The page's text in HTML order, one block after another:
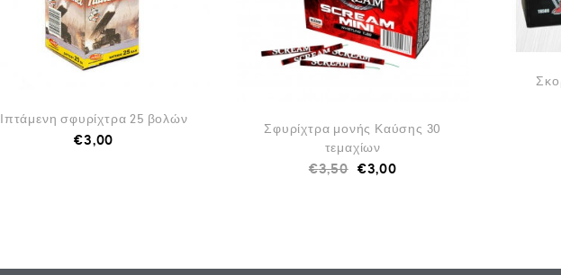
Ιπτάμενη σφυρίχτρα 25 βολών
€3,00
Σφυρίχτρα μονής Καύσης 30
τεμαχίων
€3,50 €3,00